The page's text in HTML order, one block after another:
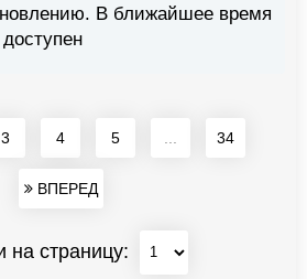
В ближайшее время
доступен
3 4 5 34
ВПЕРЕД
на страницу: